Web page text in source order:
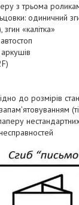
з трьома
одиничний
«калітка»
до розмірів